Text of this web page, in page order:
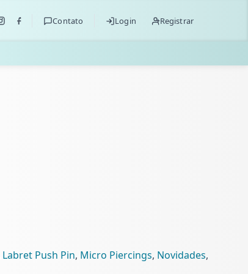
Contato Login Registrar
Labret Push Pin, Micro Piercings, Novidades,